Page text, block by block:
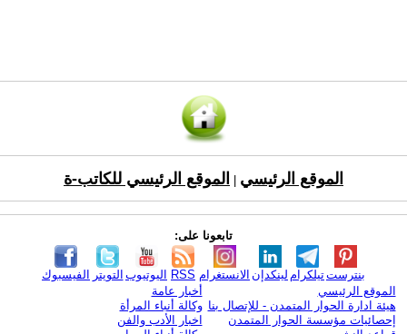
الموقع الرئيسي الموقع الرئيسي للكاتب-ة
تابعونا على:
الفيسبوك التويتر اليوتيوب RSS الانستغرام لينكدإن تيلكرامبنترست
الموقع الرئيسي
هيئة ادارة الحوار المتمدن - للإتصال بنا
إحصائيات مؤسسة الحوار المتمدن
أخبار عامة
وكالة أنباء المرأة
اخبار الأدب والفن